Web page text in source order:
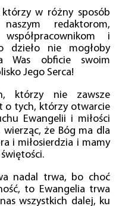
w różny sposób
redaktorom,
i
dzieło nie mogłoby
Was obficie swoim
Jego Serca!
którzy nie zawsze
o tych, którzy otwarcie
Ewangelii i miłości
wierząc, że Bóg ma dla
i miłosierdzia i mamy
nadal trwa, bo choć
to Ewangelia trwa
wszystkich dalej, ku